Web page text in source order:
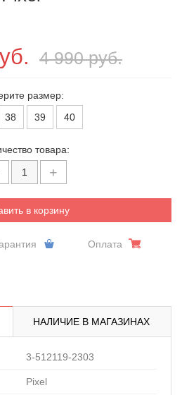
4 990 руб.
размер:
38 39 40
товара:
в корзину
Оплата
НАЛИЧИЕ В МАГАЗИНАХ
3-512119-2303
Pixel